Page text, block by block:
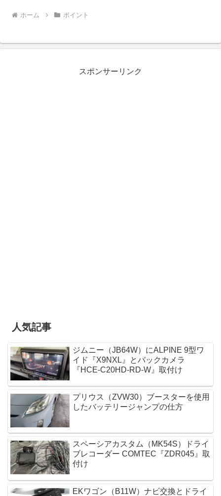
ホーム ポイント
スポンサーリンク
人気記事
ジムニー（JB64W）にALPINE 9型ワ
イド『X9NXL』とバックカメラ
『HCE-C20HD-RD-W』取付け
プリウス（ZVW30）ブースターを使用
したバッテリージャンプの仕方
スペーシアカスタム（MK54S）ドライ
ブレコーダー COMTEC『ZDR045』取
付け
EKワゴン（B11W）ナビ交換とドライ